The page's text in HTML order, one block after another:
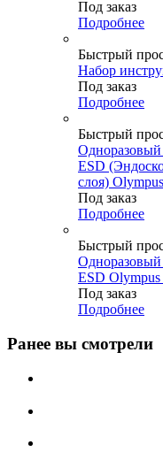
Под заказ
Подробнее
Быстрый
Набор
Под заказ
Подробнее
Быстрый
Одноразовый
ESD
слоя)
Под заказ
Подробнее
Быстрый
Одноразовый
ESD
Под заказ
Подробнее
Ранее вы смотрели